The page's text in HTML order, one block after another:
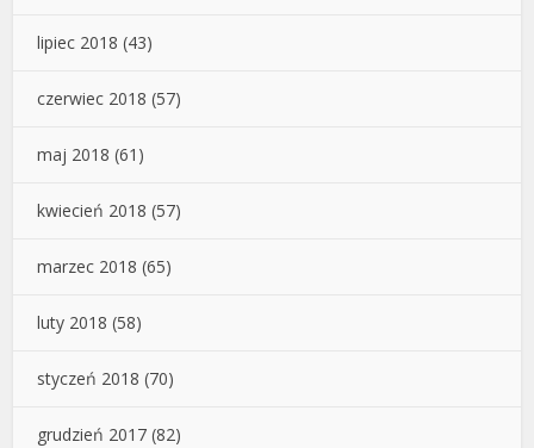
lipiec 2018 (43)
czerwiec 2018 (57)
maj 2018 (61)
kwiecień 2018 (57)
marzec 2018 (65)
luty 2018 (58)
styczeń 2018 (70)
grudzień 2017 (82)